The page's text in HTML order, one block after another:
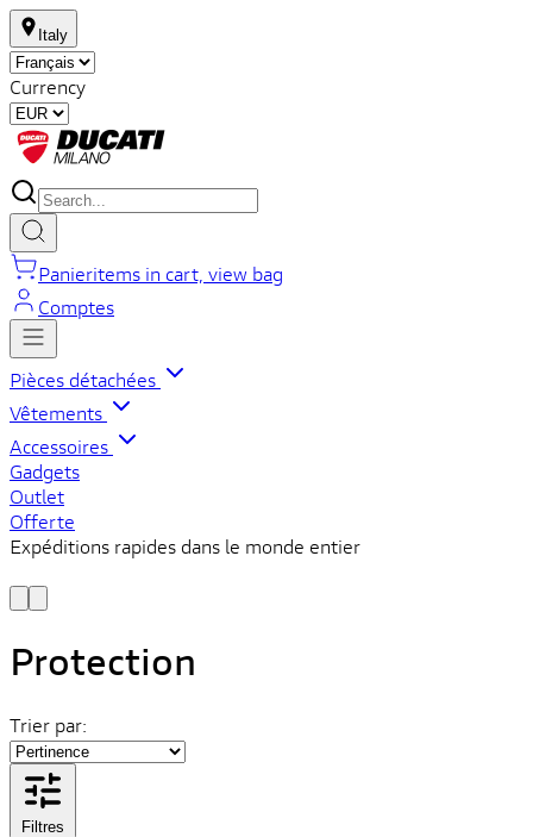
Italy
Currency
Panieritems in cart, view bag
Comptes
Pièces détachées
Vêtements
Accessoires
Gadgets
Outlet
Offerte
Expéditions rapides dans le monde entier
Protection
Trier par:
Filtres